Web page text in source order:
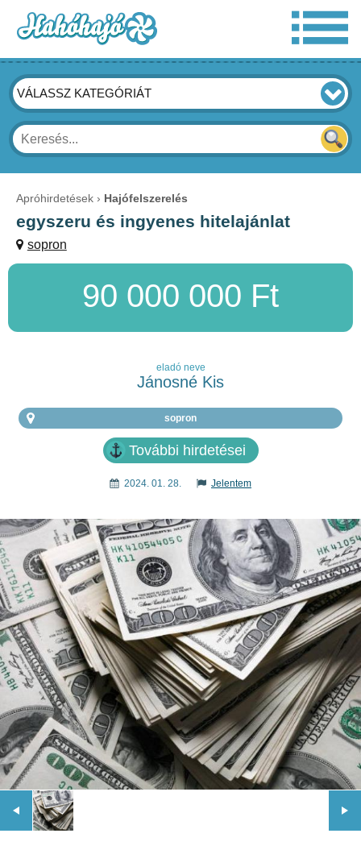
VÁLASSZ KATEGÓRIÁT
Apróhirdetések Hajófelszerelés
egyszeru és ingyenes hitelajánlat
sopron
90 000 000 Ft
eladó neve
Jánosné Kis
sopron
További hirdetései
2024. 01. 28. Jelentem